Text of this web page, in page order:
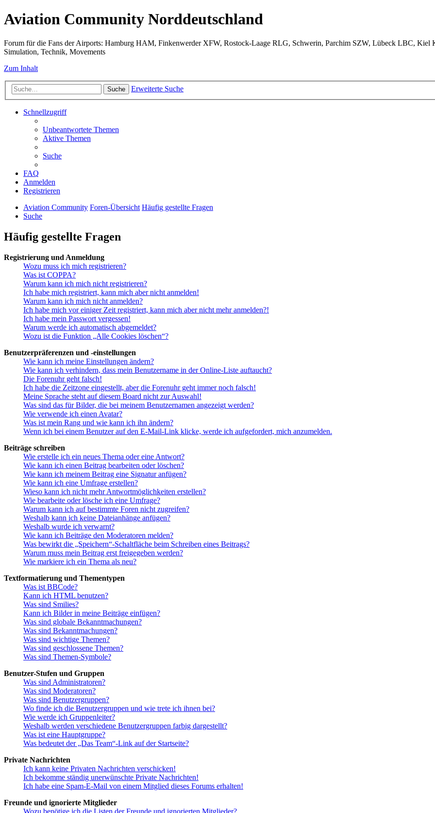
Aviation Community Norddeutschland
Forum für die Fans der Airports: Hamburg HAM, Finkenwerder XFW, Rostock-Laage RLG, Schwerin, Parchim SZW, Lübeck LBC, Kiel
Simulation, Technik, Movements
Zum Inhalt
Suche Erweiterte Suche
Schnellzugriff
Unbeantwortete Themen
Aktive Themen
Suche
FAQ
Anmelden
Registrieren
Aviation Community Foren-Übersicht Häufig gestellte Fragen
Suche
Häufig gestellte Fragen
Registrierung und Anmeldung
Wozu muss ich mich registrieren?
Was ist COPPA?
Warum kann ich mich nicht registrieren?
Ich habe mich registriert, kann mich aber nicht anmelden!
Warum kann ich mich nicht anmelden?
Ich habe mich vor einiger Zeit registriert, kann mich aber nicht mehr anmelden?!
Ich habe mein Passwort vergessen!
Warum werde ich automatisch abgemeldet?
Wozu ist die Funktion „Alle Cookies löschen“?
Benutzerpräferenzen und -einstellungen
Wie kann ich meine Einstellungen ändern?
Wie kann ich verhindern, dass mein Benutzername in der Online-Liste auftaucht?
Die Forenuhr geht falsch!
Ich habe die Zeitzone eingestellt, aber die Forenuhr geht immer noch falsch!
Meine Sprache steht auf diesem Board nicht zur Auswahl!
Was sind das für Bilder, die bei meinem Benutzernamen angezeigt werden?
Wie verwende ich einen Avatar?
Was ist mein Rang und wie kann ich ihn ändern?
Wenn ich bei einem Benutzer auf den E-Mail-Link klicke, werde ich aufgefordert, mich anzumelden.
Beiträge schreiben
Wie erstelle ich ein neues Thema oder eine Antwort?
Wie kann ich einen Beitrag bearbeiten oder löschen?
Wie kann ich meinem Beitrag eine Signatur anfügen?
Wie kann ich eine Umfrage erstellen?
Wieso kann ich nicht mehr Antwortmöglichkeiten erstellen?
Wie bearbeite oder lösche ich eine Umfrage?
Warum kann ich auf bestimmte Foren nicht zugreifen?
Weshalb kann ich keine Dateianhänge anfügen?
Weshalb wurde ich verwarnt?
Wie kann ich Beiträge den Moderatoren melden?
Was bewirkt die „Speichern“-Schaltfläche beim Schreiben eines Beitrags?
Warum muss mein Beitrag erst freigegeben werden?
Wie markiere ich ein Thema als neu?
Textformatierung und Thementypen
Was ist BBCode?
Kann ich HTML benutzen?
Was sind Smilies?
Kann ich Bilder in meine Beiträge einfügen?
Was sind globale Bekanntmachungen?
Was sind Bekanntmachungen?
Was sind wichtige Themen?
Was sind geschlossene Themen?
Was sind Themen-Symbole?
Benutzer-Stufen und Gruppen
Was sind Administratoren?
Was sind Moderatoren?
Was sind Benutzergruppen?
Wo finde ich die Benutzergruppen und wie trete ich ihnen bei?
Wie werde ich Gruppenleiter?
Weshalb werden verschiedene Benutzergruppen farbig dargestellt?
Was ist eine Hauptgruppe?
Was bedeutet der „Das Team“-Link auf der Startseite?
Private Nachrichten
Ich kann keine Privaten Nachrichten verschicken!
Ich bekomme ständig unerwünschte Private Nachrichten!
Ich habe eine Spam-E-Mail von einem Mitglied dieses Forums erhalten!
Freunde und ignorierte Mitglieder